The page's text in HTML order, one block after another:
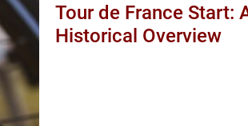
Tour de France Start:
Historical Overview